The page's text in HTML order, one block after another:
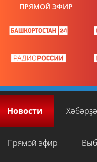
ПРЯМОЙ ЭФИР
Новости
Прямой эфир